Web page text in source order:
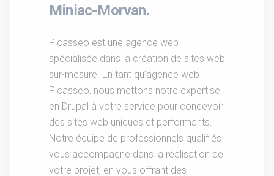
Miniac-Morvan.
Picasseo est une agence web
spécialisée dans la création de sites web
sur-mesure. En tant qu'agence web
Picasseo, nous mettons notre expertise
en Drupal à votre service pour concevoir
des sites web uniques et performants.
Notre équipe de professionnels qualifiés
vous accompagne dans la réalisation de
votre projet, en vous offrant des